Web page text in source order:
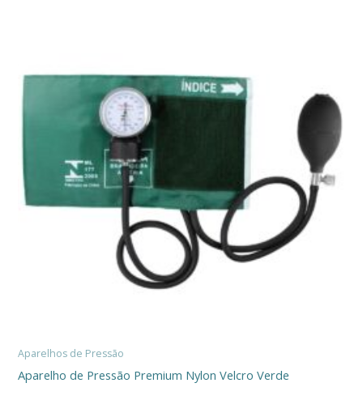
Aparelhos de Pressão
Aparelho de Pressão Premium Nylon Velcro Verde